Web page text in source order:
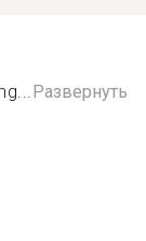
Развернуть